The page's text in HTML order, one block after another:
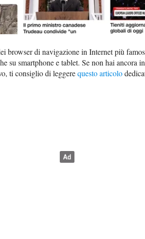
browser di navigazione in Internet più
su smartphone e tablet. Se non hai ancora
ti consiglio di leggerequesto articolo